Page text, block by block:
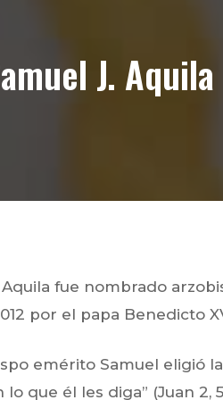
J. Aquila
fue nombrado
por el papa Benedicto
emérito Samuel eligió
lo que él les diga” (Juan 2, 5